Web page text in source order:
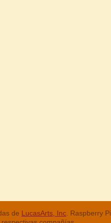
de LucasArts, Inc . Raspberry Pi